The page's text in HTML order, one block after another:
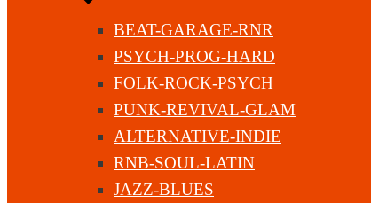
BEAT-GARAGE-RNR
PSYCH-PROG-HARD
FOLK-ROCK-PSYCH
PUNK-REVIVAL-GLAM
ALTERNATIVE-INDIE
RNB-SOUL-LATIN
JAZZ-BLUES